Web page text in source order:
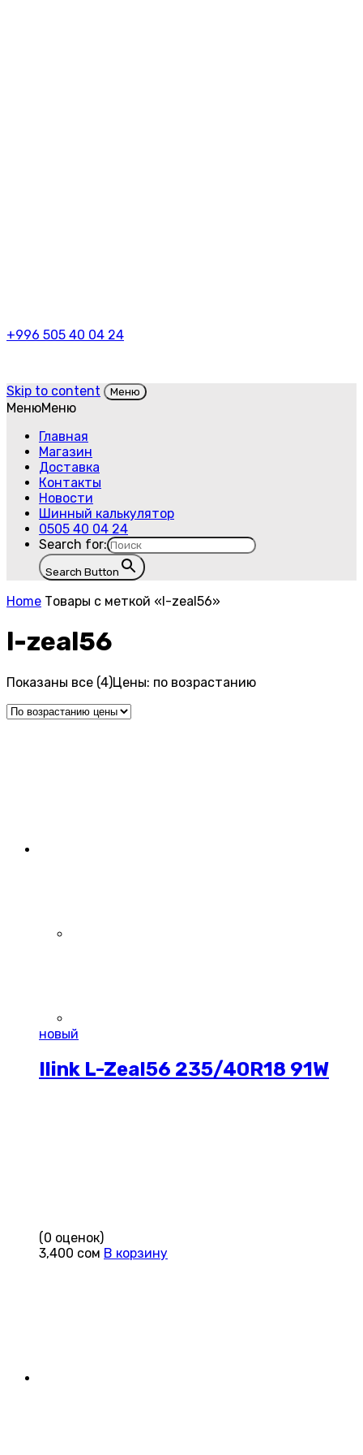
+996 505 40 04 24
Skip to content Меню
МенюМеню
Главная
Магазин
Доставка
Контакты
Новости
Шинный калькулятор
0505 40 04 24
Search for:
Search Button
Home Товары с меткой «l-zeal56»
l-zeal56
Показаны все (4)Цены: по возрастанию
новый
Ilink L-Zeal56 235/40R18 91W
(0 оценок)
3,400 сом В корзину